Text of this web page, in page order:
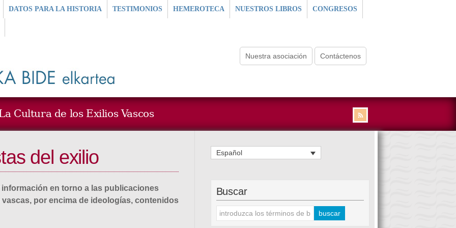
DATOS PARA LA HISTORIA TESTIMONIOS HEMEROTECA NUESTROS LIBROS CONGRESOS
Nuestra asociación Contáctenos
Cultura de los Exilios Vascos
del exilio
en torno a las publicaciones
por encima de ideologías, contenidos
Español
Buscar